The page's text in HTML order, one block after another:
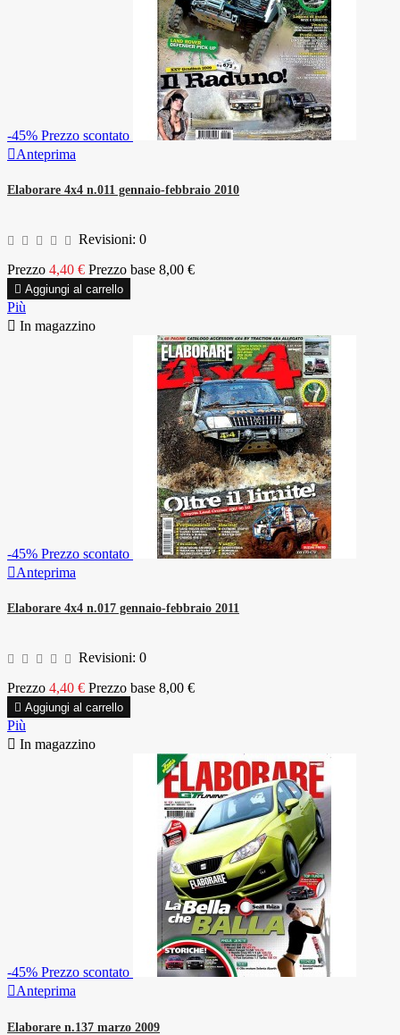
-45% Prezzo scontato
Anteprima
Elaborare 4x4 n.011 gennaio-febbraio 2010
Revisioni: 0
Prezzo 4,40 € Prezzo base 8,00 €
 Aggiungi al carrello
Più
 In magazzino
-45% Prezzo scontato
Anteprima
Elaborare 4x4 n.017 gennaio-febbraio 2011
Revisioni: 0
Prezzo 4,40 € Prezzo base 8,00 €
 Aggiungi al carrello
Più
 In magazzino
-45% Prezzo scontato
Anteprima
Elaborare n.137 marzo 2009